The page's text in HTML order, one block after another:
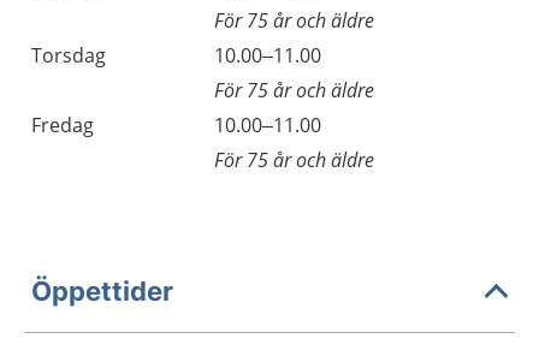
För 75 år och äldre
Torsdag
10.00–11.00
För 75 år och äldre
Fredag
10.00–11.00
För 75 år och äldre
Öppettider